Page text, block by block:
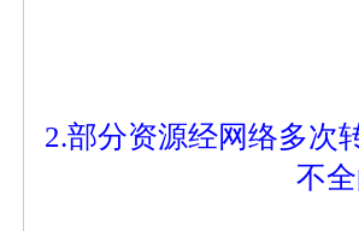
2.部分资源经网络多次
不